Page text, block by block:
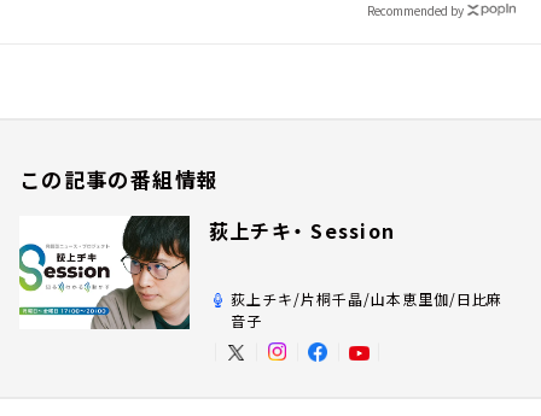
Recommended by
この記事の番組情報
荻上チキ・ Session
荻上チキ/片桐千晶/山本恵里伽/日比麻
音子